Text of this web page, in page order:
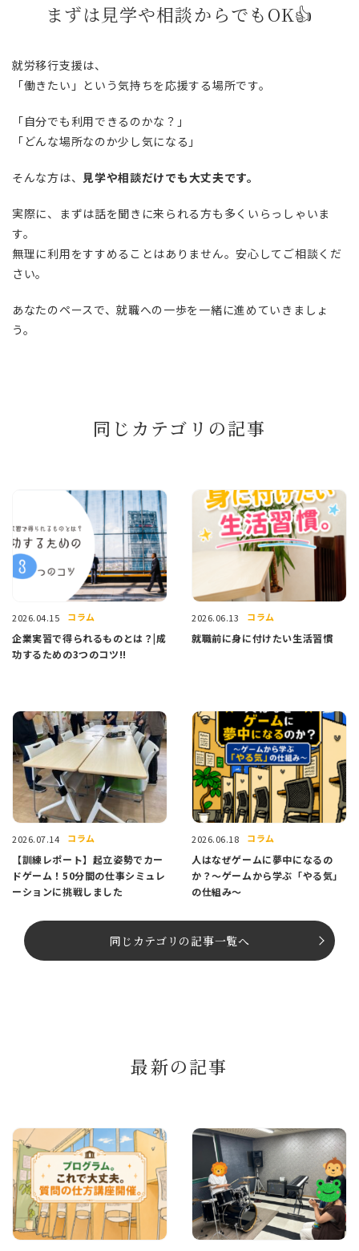
まずは見学や相談からでもOK👍
就労移行支援は、
「働きたい」という気持ちを応援する場所です。
「自分でも利用できるのかな？」
「どんな場所なのか少し気になる」
そんな方は、 見学や相談だけでも大丈夫です。
実際に、まずは話を聞きに来られる方も多くいらっしゃいま
す。
無理に利用をすすめることはありません。安心してご相談くだ
さい。
あなたのペースで、就職への一歩を一緒に進めていきましょ
う。
同じカテゴリの記事
2026.04.15 コラム
企業実習で得られるものとは？|成
功するための3つのコツ!!
2026.06.13 コラム
就職前に身に付けたい生活習慣
2026.07.14 コラム
【訓練レポート】起立姿勢でカー
ドゲーム！50分間の仕事シミュレ
ーションに挑戦しました
2026.06.18 コラム
人はなぜゲームに夢中になるの
か？～ゲームから学ぶ「やる気」
の仕組み～
同じカテゴリの記事⼀覧へ
最新の記事